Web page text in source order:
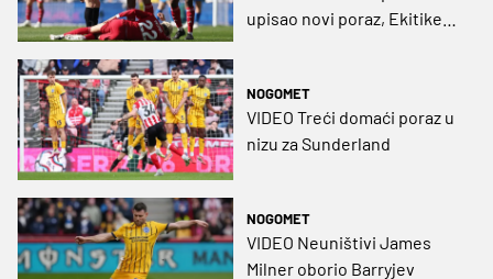
upisao novi poraz, Ekitike
NOGOMET
VIDEO Treći domaći poraz u
nizu za Sunderland
NOGOMET
VIDEO Neuništivi James
Milner oborio Barryjev